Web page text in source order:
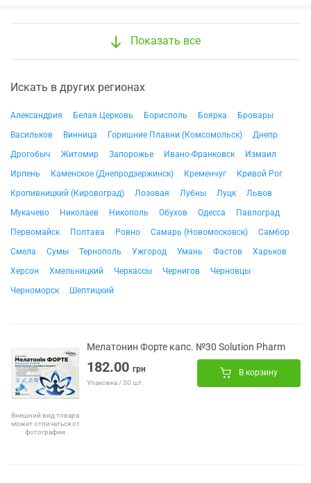
Показать все
Искать в других регионах
Александрия Белая Церковь Борисполь Боярка
Бровары
Васильков
Винница Горишние Плавни (Комсомольск)
Днепр
Дрогобыч
Житомир Запорожье Ивано-Франковск
Измаил
Ирпень
Каменское (Днепродзержинск) Кременчуг
Кривой Рог
Кропивницкий (Кировоград)
Лозовая Лубны Луцк
Львов
Мукачево
Николаев Никополь Обухов Одесса
Павлоград
Первомайск
Полтава Ровно Самарь (Новомосковск)
Самбор
Смела
Сумы Тернополь Ужгород Умань Фастов
Харьков
Херсон
Хмельницкий Черкассы Чернигов
Черновцы
Черноморск
Шептицкий
Внешний вид товара
может отличаться от
фотографии
Мелатонин Форте капс. №30 Solution Pharm
182.00 грн
Упаковка / 30 шт.
В корзину